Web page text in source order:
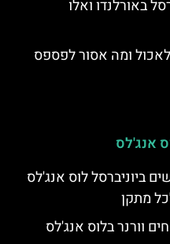
באורלנדו ואלו
ומה אסור לפספס
אנג'לס
ביוניברסל לוס אנג'לס
מתקן
וורנר בלוס אנג'לס